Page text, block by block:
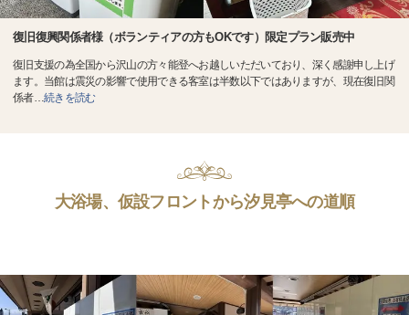
復旧復興関係者様（ボランティアの方もOKです）限定プラン販売中
復旧支援の為全国から沢山の方々能登へお越しいただいており、深く感謝申し上げ
ます。当館は震災の影響で使用できる客室は半数以下ではありますが、現在復旧関
係者…続きを読む
大浴場、仮設フロントから汐見亭への道順